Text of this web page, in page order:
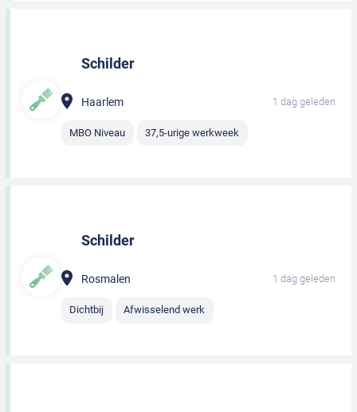
Schilder
Haarlem 1 dag geleden
MBO Niveau 37,5-urige werkweek
Schilder
Rosmalen 1 dag geleden
Dichtbij Afwisselend werk